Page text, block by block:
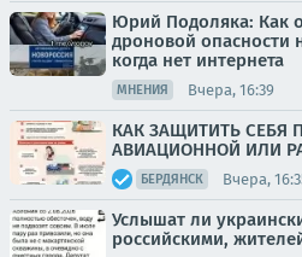
Юрий Подоляка: Как
дроновой опасности
когда нет интернета
МНЕНИЯ Вчера, 16:39
КАК ЗАЩИТИТЬ СЕБЯ
АВИАЦИОННОЙ ИЛИ
БЕРДЯНСК Вчера,
Услышат ли
российскими,